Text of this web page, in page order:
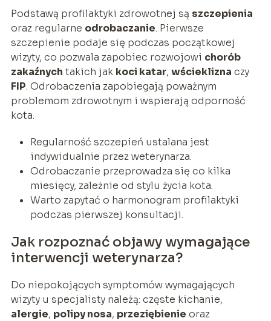
Podstawą profilaktyki zdrowotnej są szczepienia
oraz regularne odrobaczanie. Pierwsze
szczepienie podaje się podczas początkowej
wizyty, co pozwala zapobiec rozwojowi chorób
zakaźnych takich jak koci katar, wścieklizna czy
FIP. Odrobaczenia zapobiegają poważnym
problemom zdrowotnym i wspierają odporność
kota.
Regularność szczepień ustalana jest
indywidualnie przez weterynarza.
Odrobaczanie przeprowadza się co kilka
miesięcy, zależnie od stylu życia kota.
Warto zapytać o harmonogram profilaktyki
podczas pierwszej konsultacji.
Jak rozpoznać objawy wymagające
interwencji weterynarza?
Do niepokojących symptomów wymagających
wizyty u specjalisty należą: częste kichanie,
alergie, polipy nosa, przeziębienie oraz